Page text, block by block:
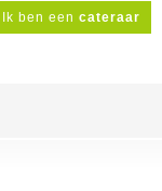
Ik ben een cateraar